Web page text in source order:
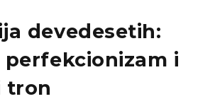
devedesetih:
perfekcionizam i
tron